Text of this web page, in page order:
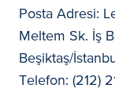
Posta Adresi:
Meltem Sk. İş
Beşiktaş/
Telefon: (212)